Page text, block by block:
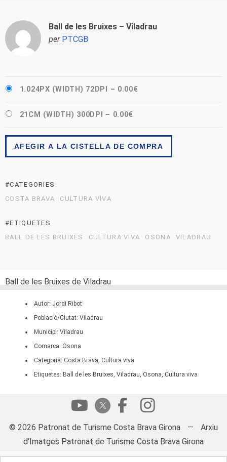
Ball de les Bruixes – Viladrau
per PTCGB
1.024PX (WIDTH) 72DPI – 0.00€
21CM (WIDTH) 300DPI – 0.00€
AFEGIR A LA CISTELLA DE COMPRA
#CATEGORIES
COSTA BRAVA
CULTURA VIVA
#ETIQUETES
BALL DE LES BRUIXES
CULTURA VIVA OSONA VILADRAU
Ball de les Bruixes de Viladrau
Autor: Jordi Ribot
Població/Ciutat: Viladrau
Municipi: Viladrau
Comarca: Osona
Categoria: Costa Brava, Cultura viva
Etiquetes: Ball de les Bruixes, Viladrau, Osona, Cultura viva
© 2026 Patronat de Turisme Costa Brava Girona —
Arxiu
d'Imatges Patronat de Turisme Costa Brava Girona